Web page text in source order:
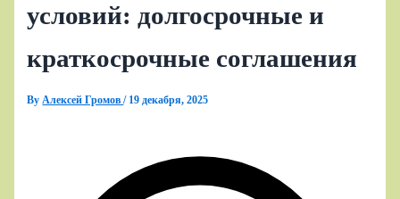
условий: долгосрочные и
краткосрочные соглашения
ByАлексей Громов/ 19 декабря, 2025